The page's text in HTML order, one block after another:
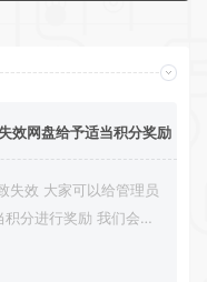
效网盘给予适当积分奖励
管理员
分进行奖励 我们会第